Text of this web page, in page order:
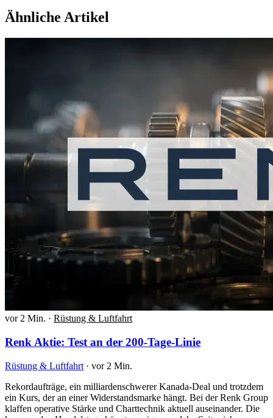
Ähnliche Artikel
vor 2 Min. · Rüstung & Luftfahrt
Renk Aktie: Test an der 200-Tage-Linie
Rüstung & Luftfahrt · vor 2 Min.
Rekordaufträge, ein milliardenschwerer Kanada-Deal und trotzdem
ein Kurs, der an einer Widerstandsmarke hängt. Bei der Renk Group
klaffen operative Stärke und Charttechnik aktuell auseinander. Die